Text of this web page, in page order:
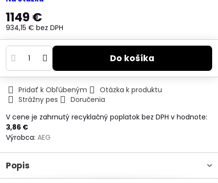
1149 €
934,15 € bez DPH
Do košíka
Pridať k Obľúbeným
Otázka k produktu
Strážny pes
Doručenia
V cene je zahrnutý recyklačný poplatok bez DPH v hodnote:
3,86 €
Výrobca: AEG
Popis